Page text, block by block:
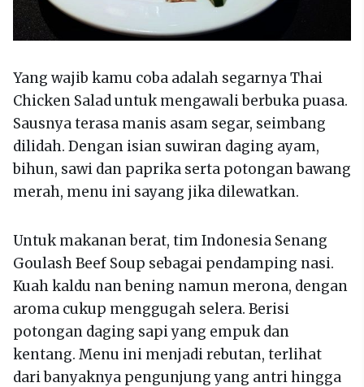
Yang wajib kamu coba adalah segarnya Thai
Chicken Salad untuk mengawali berbuka puasa.
Sausnya terasa manis asam segar, seimbang
dilidah. Dengan isian suwiran daging ayam,
bihun, sawi dan paprika serta potongan bawang
merah, menu ini sayang jika dilewatkan.
Untuk makanan berat, tim Indonesia Senang
Goulash Beef Soup sebagai pendamping nasi.
Kuah kaldu nan bening namun merona, dengan
aroma cukup menggugah selera. Berisi
potongan daging sapi yang empuk dan
kentang. Menu ini menjadi rebutan, terlihat
dari banyaknya pengunjung yang antri hingga